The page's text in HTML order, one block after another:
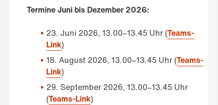
Termine Juni bis Dezember 2026:
23. Juni 2026, 13.00–13.45 Uhr (Teams-
Link)
18. August 2026, 13.00–13.45 Uhr (Teams-
Link)
29. September 2026, 13.00–13.45 Uhr
(Teams-Link)